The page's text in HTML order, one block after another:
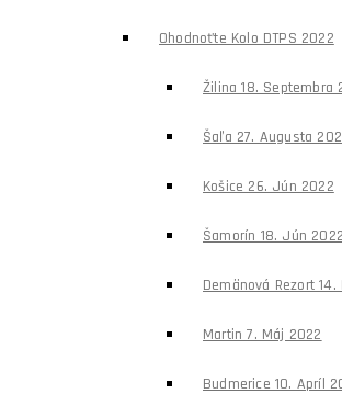
Ohodnoťte Kolo DTPS 2022
Žilina 18. Septembra
Šaľa 27. Augusta
Košice 26. Jún 2022
Šamorín 18. Jún 2022
Demänová Rezort
Martin 7. Máj 2022
Budmerice 10. Apríl